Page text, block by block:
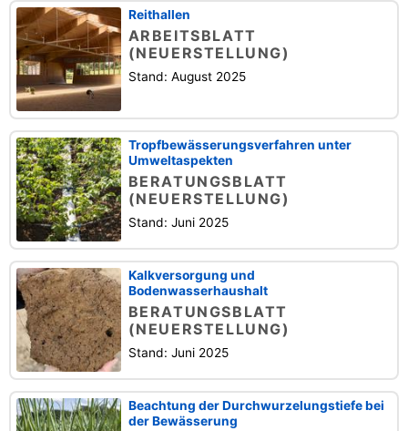
Reithallen
ARBEITSBLATT
(NEUERSTELLUNG)
Stand: August 2025
Tropfbewässerungsverfahren unter
Umweltaspekten
BERATUNGSBLATT
(NEUERSTELLUNG)
Stand: Juni 2025
Kalkversorgung und
Bodenwasserhaushalt
BERATUNGSBLATT
(NEUERSTELLUNG)
Stand: Juni 2025
Beachtung der Durchwurzelungstiefe bei
der Bewässerung